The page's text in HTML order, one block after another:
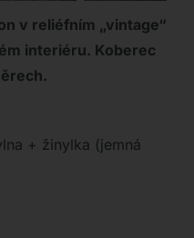
v reliéfním „vintage“
interiéru. Koberec
+ žinylka (jemná